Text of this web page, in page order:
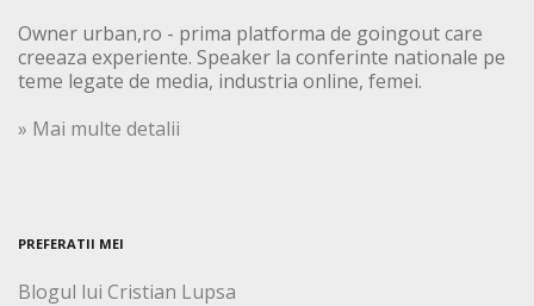
Owner urban,ro - prima platforma de goingout care
creeaza experiente. Speaker la conferinte nationale pe
teme legate de media, industria online, femei.
» Mai multe detalii
PREFERATII MEI
Blogul lui Cristian Lupsa